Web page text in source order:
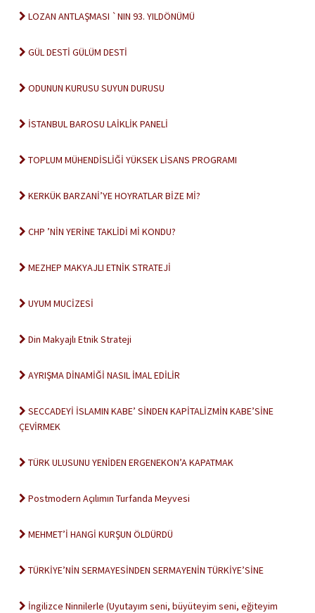
LOZAN ANTLAŞMASI `NIN 93. YILDÖNÜMÜ
GÜL DESTİ GÜLÜM DESTİ
ODUNUN KURUSU SUYUN DURUSU
İSTANBUL BAROSU LAİKLİK PANELİ
TOPLUM MÜHENDİSLİĞİ YÜKSEK LİSANS PROGRAMI
KERKÜK BARZANİ’YE HOYRATLAR BİZE Mİ?
CHP ’NİN YERİNE TAKLİDİ Mİ KONDU?
MEZHEP MAKYAJLI ETNİK STRATEJİ
UYUM MUCİZESİ
Din Makyajlı Etnik Strateji
AYRIŞMA DİNAMİĞİ NASIL İMAL EDİLİR
SECCADEYİ İSLAMIN KABE’ SİNDEN KAPİTALİZMİN KABE’SİNE
ÇEVİRMEK
TÜRK ULUSUNU YENİDEN ERGENEKON’A KAPATMAK
Postmodern Açılımın Turfanda Meyvesi
MEHMET’İ HANGİ KURŞUN ÖLDÜRDÜ
TÜRKİYE’NİN SERMAYESİNDEN SERMAYENİN TÜRKİYE’SİNE
İngilizce Ninnilerle (Uyutayım seni, büyüteyim seni, eğiteyim